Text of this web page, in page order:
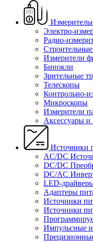
Электро-
Радио-
Измерители
Бинокли
Зрительные
Телескопы
Контрольно-
Микроскопы
Измерители
Аксессуары и
Источники
AC/DC
DC/DC
DC/AC
LED-
Адаптеры
Источники
Источники
Импульсные